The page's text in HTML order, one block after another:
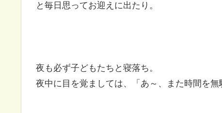
と毎日思ってお迎えに出たり。
夜も必ず子どもたちと寝落ち。
夜中に目を覚ましては、「あ～、また時間を無